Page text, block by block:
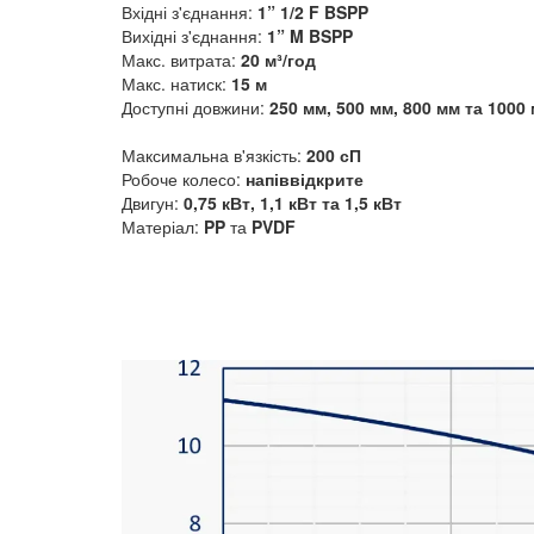
Вхідні з'єднання: 1” 1/2 F BSPP
Вихідні з'єднання: 1” M BSPP
Макс. витрата: 20 м³/год
Макс. натиск: 15 м
Доступні довжини: 250 мм, 500 мм, 800 мм та 1000
Максимальна в'язкість: 200 сП
Робоче колесо: напіввідкрите
Двигун: 0,75 кВт, 1,1 кВт та 1,5 кВт
Матеріал: PP та PVDF